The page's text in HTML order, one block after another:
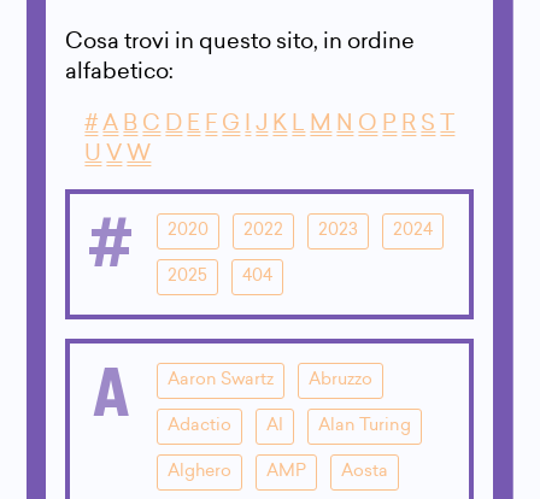
Cosa trovi in questo sito, in ordine
alfabetico:
# A B C D E F G J K L M N O P R S
U V W
# 2020 2022 2023 2024
2025 404
A Aaron Swartz Abruzzo
Adactio AI Alan Turing
Alghero AMP Aosta